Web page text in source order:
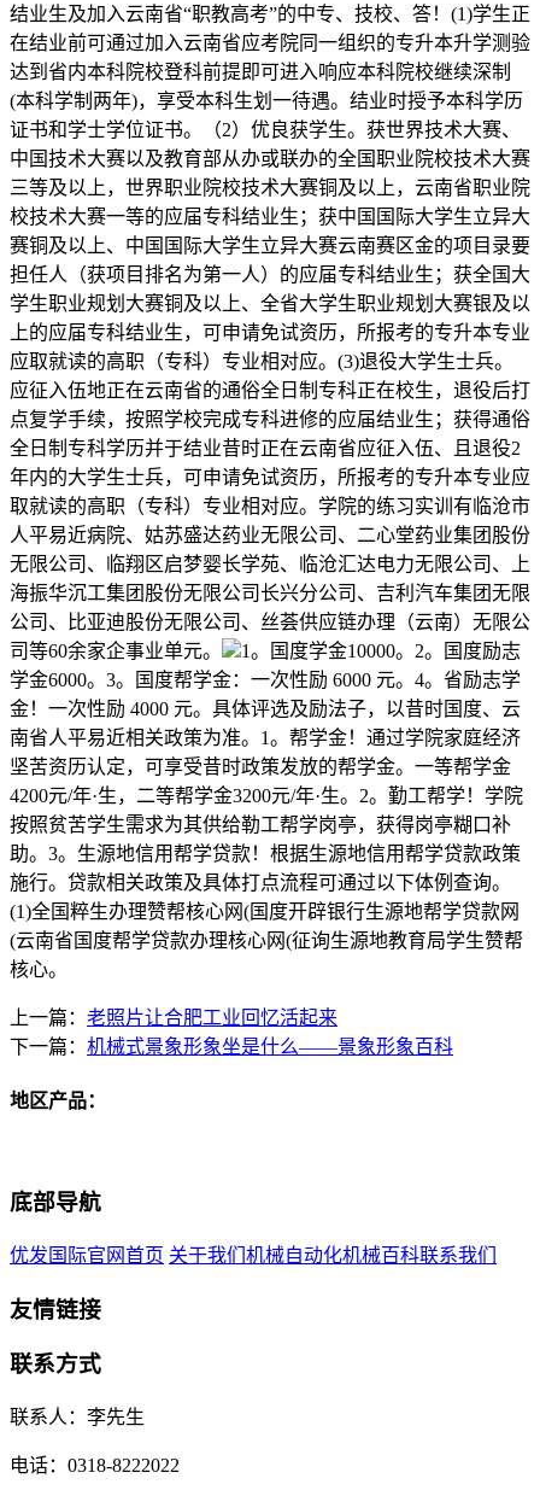
结业生及加入云南省“职教高考”的中专、技校、答！(1)学生正
在结业前可通过加入云南省应考院同一组织的专升本升学测验
达到省内本科院校登科前提即可进入响应本科院校继续深制
(本科学制两年)，享受本科生划一待遇。结业时授予本科学历
证书和学士学位证书。（2）优良获学生。获世界技术大赛、
中国技术大赛以及教育部从办或联办的全国职业院校技术大赛
三等及以上，世界职业院校技术大赛铜及以上，云南省职业院
校技术大赛一等的应届专科结业生；获中国国际大学生立异大
赛铜及以上、中国国际大学生立异大赛云南赛区金的项目录要
担任人（获项目排名为第一人）的应届专科结业生；获全国大
学生职业规划大赛铜及以上、全省大学生职业规划大赛银及以
上的应届专科结业生，可申请免试资历，所报考的专升本专业
应取就读的高职（专科）专业相对应。(3)退役大学生士兵。
应征入伍地正在云南省的通俗全日制专科正在校生，退役后打
点复学手续，按照学校完成专科进修的应届结业生；获得通俗
全日制专科学历并于结业昔时正在云南省应征入伍、且退役2
年内的大学生士兵，可申请免试资历，所报考的专升本专业应
取就读的高职（专科）专业相对应。学院的练习实训有临沧市
人平易近病院、姑苏盛达药业无限公司、二心堂药业集团股份
无限公司、临翔区启梦婴长学苑、临沧汇达电力无限公司、上
海振华沉工集团股份无限公司长兴分公司、吉利汽车集团无限
公司、比亚迪股份无限公司、丝荟供应链办理（云南）无限公
司等60余家企事业单元。
1。国度学金10000。2。国度励志
学金6000。3。国度帮学金：一次性励 6000 元。4。省励志学
金！一次性励 4000 元。具体评选及励法子，以昔时国度、云
南省人平易近相关政策为准。1。帮学金！通过学院家庭经济
坚苦资历认定，可享受昔时政策发放的帮学金。一等帮学金
4200元/年·生，二等帮学金3200元/年·生。2。勤工帮学！学院
按照贫苦学生需求为其供给勒工帮学岗亭，获得岗亭糊口补
助。3。生源地信用帮学贷款！根据生源地信用帮学贷款政策
施行。贷款相关政策及具体打点流程可通过以下体例查询。
(1)全国粹生办理赞帮核心网(国度开辟银行生源地帮学贷款网
(云南省国度帮学贷款办理核心网(征询生源地教育局学生赞帮
核心。
上一篇： 老照片让合肥工业回忆活起来
下一篇： 机械式景象形象坐是什么——景象形象百科
地区产品：
底部导航
优发国际官网首页 关于我们 机械自动化机械百科联系我们
友情链接
联系方式
联系人：李先生
电话：0318-8222022